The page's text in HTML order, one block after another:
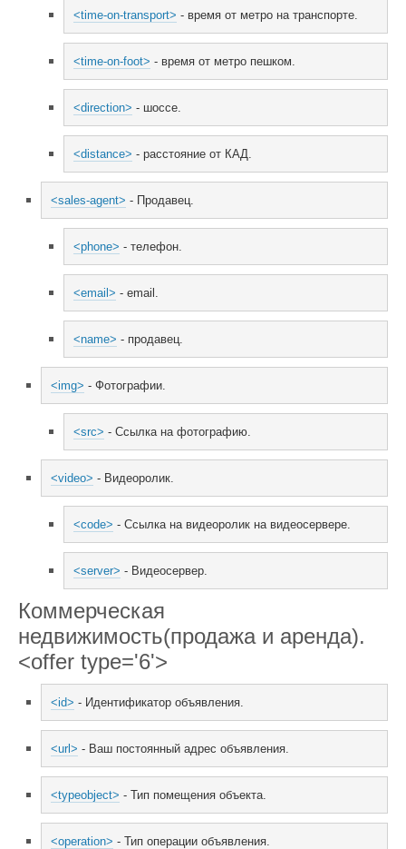
<time-on-transport> - время от метро на транспорте.
<time-on-foot> - время от метро пешком.
<direction> - шоссе.
<distance> - расстояние от КАД.
<sales-agent> - Продавец.
<phone> - телефон.
<email> - email.
<name> - продавец.
<img> - Фотографии.
<src> - Ссылка на фотографию.
<video> - Видеоролик.
<code> - Ссылка на видеоролик на видеосервере.
<server> - Видеосервер.
Коммерческая
недвижимость(продажа и аренда).
<offer type='6'>
<id> - Идентификатор объявления.
<url> - Ваш постоянный адрес объявления.
<typeobject> - Тип помещения объекта.
<operation> - Тип операции объявления.